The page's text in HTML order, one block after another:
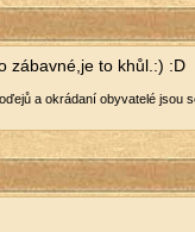
zá­bav­né,je to khůl.:) :D
a okrá­da­ní oby­va­te­lé jsou